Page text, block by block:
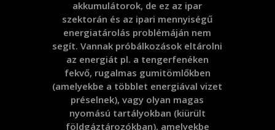
akkumulátorok, de ez az ipar
szektorán és az ipari mennyiségű
energiatárolás problémáján nem
segít. Vannak próbálkozások eltárolni
az energiát pl. a tengerfenéken
fekvő, rugalmas gumitömlőkben
(amelyekbe a többlet energiával vizet
préselnek), vagy olyan magas
nyomású tartályokban (kiürült
földgáztározókban), amelyekbe